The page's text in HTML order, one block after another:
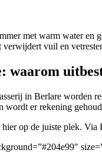
met warm water en
verwijdert vuil en
in Berlare
wordt er rekening
hier op de juiste plek. Via